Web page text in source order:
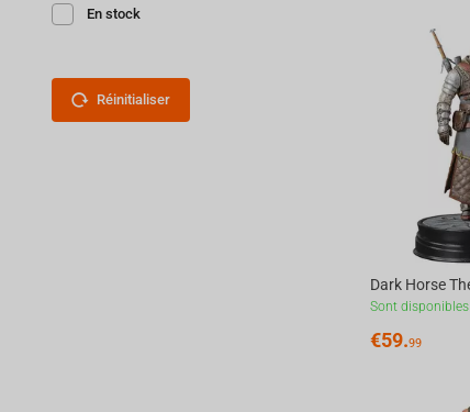
Sont disponibles
€59.99
En stock
Réinitialiser